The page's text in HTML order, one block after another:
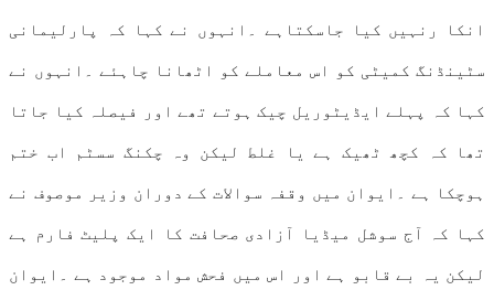
انکا رنہیں کیا جاسکتاہے ۔انہوں نے کہا کہ پارلیمانی
سٹینڈنگ کمیٹی کو اس معاملے کو اٹھانا چاہئے ۔انہوں نے
کہا کہ پہلے ایڈیٹوریل چیک ہوتے تھے اور فیصلہ کیا جاتا
تھا کہ کچھ ٹھیک ہے یا غلط لیکن وہ چکنگ سسٹم اب ختم
ہوچکا ہے ۔ایوان میں وقفہ سوالات کے دوران وزیر موصوف نے
کہا کہ آج سوشل میڈیا آزادی صحافت کا ایک پلیٹ فارم ہے
لیکن یہ بے قابو ہے اور اس میں فحش مواد موجود ہے ۔ایوان